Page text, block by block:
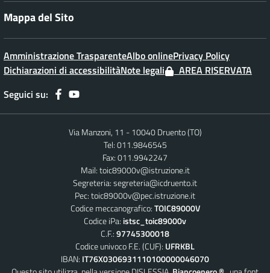
Mappa del Sito
Amministrazione TrasparenteAlbo onlinePrivacy Policy
Dichiarazioni di accessibilitàNote legali
AREA RISERVATA
Seguici su:
Via Manzoni, 11 - 10040 Druento (TO)
Tel: 011.9846545
Fax: 011.9942247
Mail:toic89000v@istruzione.it
Segreteria:segreteria@icdruento.it
Pec:toic89000v@pec.istruzione.it
Codice meccanografico:TOIC89000V
Codice iPa: istsc_toic89000v
C.F.:97745300018
Codice univoco F.E. (CUF): UFRKBL
IBAN: IT76X0306931110100000046070